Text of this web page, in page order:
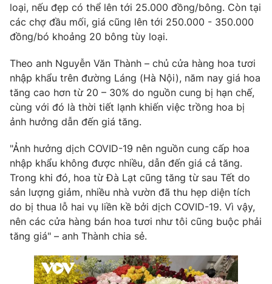
Video Shorts video
VTV Sức khoẻ Bất động sản
Thị trường 24h Tấm lòng Việt
VTV4 Vươn mình bằng AI
VTV9 VTV8
Liên hệ tòa soạn English
loại, nếu đẹp có thể lên tới 25.000 đồng/bông. Còn tại
các chợ đầu mối, giá cũng lên tới 250.000 - 350.000
đồng/bó khoảng 20 bông tùy loại.
Theo anh Nguyễn Văn Thành – chủ cửa hàng hoa tươi
nhập khẩu trên đường Láng (Hà Nội), năm nay giá hoa
tăng cao hơn từ 20 – 30% do nguồn cung bị hạn chế,
cùng với đó là thời tiết lạnh khiến việc trồng hoa bị
ảnh hưởng dẫn đến giá tăng.
"Ảnh hưởng dịch COVID-19 nên nguồn cung cấp hoa
nhập khẩu không được nhiều, dẫn đến giá cả tăng.
Trong khi đó, hoa từ Đà Lạt cũng tăng từ sau Tết do
sản lượng giảm, nhiều nhà vườn đã thu hẹp diện tích
do bị thua lỗ hai vụ liền kề bởi dịch COVID-19. Vì vậy,
nên các cửa hàng bán hoa tươi như tôi cũng buộc phải
tăng giá" – anh Thành chia sẻ.